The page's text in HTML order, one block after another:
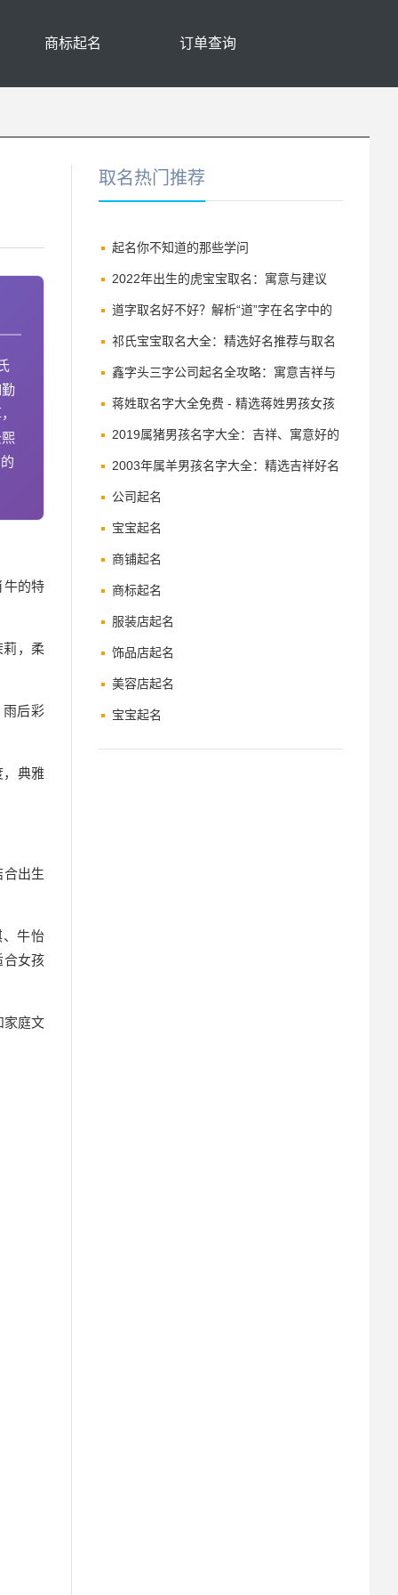
商标起名 订单查询
牛的特
莉，柔
后彩
，典雅
合出生
牛怡
合女孩
家庭文
取名热门推荐
起名你不知道的那些学问
2022年出生的虎宝宝取名：寓意与建议
道字取名好不好？解析“道”字在名字中的
深刻寓意与讲究
祁氏宝宝取名大全：精选好名推荐与取名
技巧
鑫字头三字公司起名全攻略：寓意吉祥与
品牌增值之道
蒋姓取名字大全免费 - 精选蒋姓男孩女孩
名字及寓意解析
2019属猪男孩名字大全：吉祥、寓意好的
名字推荐
2003年属羊男孩名字大全：精选吉祥好名
公司起名
宝宝起名
商铺起名
商标起名
服装店起名
饰品店起名
美容店起名
宝宝起名